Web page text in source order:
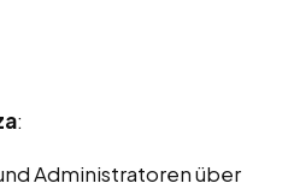
:
Administratoren über